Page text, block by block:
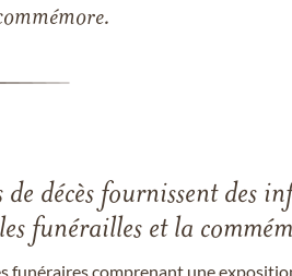
de décès fournissent des
funérailles et la
funéraires comprenant une